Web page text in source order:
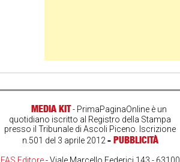
MEDIA KIT- PrimaPaginaOnline è un
quotidiano iscritto al Registro della Stampa
presso il Tribunale di Ascoli Piceno. Iscrizione
n.501 del 3 aprile 2012- PUBBLICITÀ